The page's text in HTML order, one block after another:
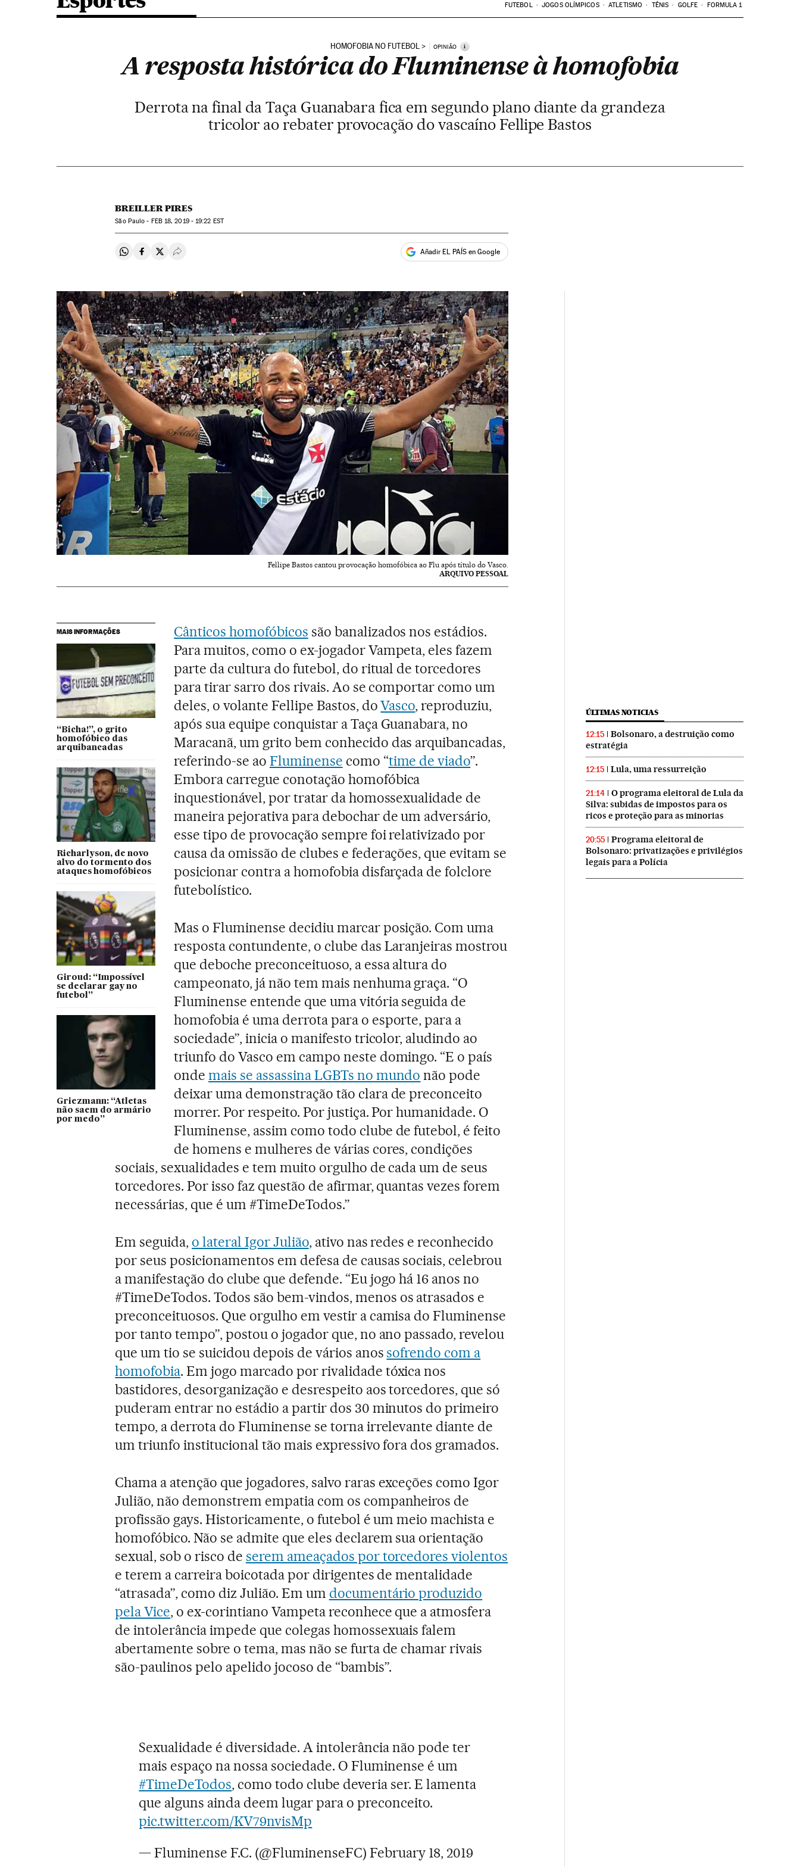
FUTEBOL JOGOS OLÍMPICOS ATLETISMO TÊNIS GOLFE FORMULA 1
HOMOFOBIA NO FUTEBOL OPINIÃO i
A resposta histórica do Fluminense à homofobia
Derrota na final da Taça Guanabara fica em segundo plano diante da grandeza
tricolor ao rebater provocação do vascaíno Fellipe Bastos
BREILLER PIRES
São Paulo - FEB18, 2019 - 19:22 EST
Compartir en Whatsapp
Compartir en Facebook
Compartir en Twitter
Desplegar Redes Sociales Añadir EL PAÍS en Google
Fellipe Bastos cantou provocação homofóbica ao Flu após título do Vasco.
ARQUIVO PESSOAL
MAIS INFORMAÇÕES
“Bicha!”, o grito
homofóbico das
arquibancadas
Richarlyson, de novo
alvo do tormento dos
ataques homofóbicos
Giroud: “Impossível
se declarar gay no
futebol”
Griezmann: “Atletas
não saem do armário
por medo”
Cânticos homofóbicos são banalizados nos estádios.
Para muitos, como o ex-jogador Vampeta, eles fazem
parte da cultura do futebol, do ritual de torcedores
para tirar sarro dos rivais. Ao se comportar como um
deles, o volante Fellipe Bastos, doVasco, reproduziu,
após sua equipe conquistar a Taça Guanabara, no
Maracanã, um grito bem conhecido das arquibancadas,
referindo-se ao Fluminense como “time de viado”.
Embora carregue conotação homofóbica
inquestionável, por tratar da homossexualidade de
maneira pejorativa para debochar de um adversário,
esse tipo de provocação sempre foi relativizado por
causa da omissão de clubes e federações, que evitam se
posicionar contra a homofobia disfarçada de folclore
futebolístico.
Mas o Fluminense decidiu marcar posição. Com uma
resposta contundente, o clube das Laranjeiras mostrou
que deboche preconceituoso, a essa altura do
campeonato, já não tem mais nenhuma graça. “O
Fluminense entende que uma vitória seguida de
homofobia é uma derrota para o esporte, para a
sociedade”, inicia o manifesto tricolor, aludindo ao
triunfo do Vasco em campo neste domingo. “E o país
ondemais se assassina LGBTs no mundo não pode
deixar uma demonstração tão clara de preconceito
morrer. Por respeito. Por justiça. Por humanidade. O
Fluminense, assim como todo clube de futebol, é feito
de homens e mulheres de várias cores, condições
sociais, sexualidades e tem muito orgulho de cada um de seus
torcedores. Por isso faz questão de afirmar, quantas vezes forem
necessárias, que é um #TimeDeTodos.”
Em seguida, o lateral Igor Julião, ativo nas redes e reconhecido
por seus posicionamentos em defesa de causas sociais, celebrou
a manifestação do clube que defende. “Eu jogo há 16 anos no
#TimeDeTodos. Todos são bem-vindos, menos os atrasados e
preconceituosos. Que orgulho em vestir a camisa do Fluminense
por tanto tempo”, postou o jogador que, no ano passado, revelou
que um tio se suicidou depois de vários anossofrendo com a
homofobia. Em jogo marcado por rivalidade tóxica nos
bastidores, desorganização e desrespeito aos torcedores, que só
puderam entrar no estádio a partir dos 30 minutos do primeiro
tempo, a derrota do Fluminense se torna irrelevante diante de
um triunfo institucional tão mais expressivo fora dos gramados.
Chama a atenção que jogadores, salvo raras exceções como Igor
Julião, não demonstrem empatia com os companheiros de
profissão gays. Historicamente, o futebol é um meio machista e
homofóbico. Não se admite que eles declarem sua orientação
sexual, sob o risco de serem ameaçados por torcedores violentos
e terem a carreira boicotada por dirigentes de mentalidade
“atrasada”, como diz Julião. Em um documentário produzido
pela Vice, o ex-corintiano Vampeta reconhece que a atmosfera
de intolerância impede que colegas homossexuais falem
abertamente sobre o tema, mas não se furta de chamar rivais
são-paulinos pelo apelido jocoso de “bambis”.
Sexualidade é diversidade. A intolerância não pode ter
mais espaço na nossa sociedade. O Fluminense é um
#TimeDeTodos, como todo clube deveria ser. E lamenta
que alguns ainda deem lugar para o preconceito.
pic.twitter.com/KV79nvisMp
— Fluminense F.C. (@FluminenseFC)February 18, 2019
ÚLTIMAS NOTICIAS
12:15
Bolsonaro, a destruição como
estratégia
12:15 Lula, uma ressurreição
21:14
O programa eleitoral de Lula da
Silva: subidas de impostos para os
ricos e proteção para as minorias
20:55
Programa eleitoral de
Bolsonaro: privatizações e privilégios
legais para a Polícia